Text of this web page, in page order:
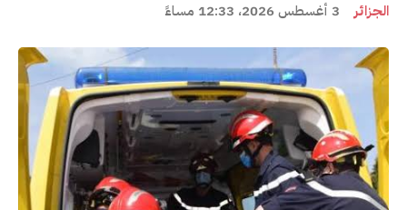
الجزائر 3 أغسطس 2026، 12:33 مساءً